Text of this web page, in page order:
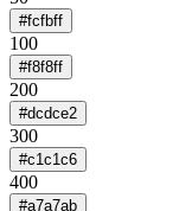
#fcfbff
100
#f8f8ff
200
#dcdce2
300
#c1c1c6
400
#a7a7ab